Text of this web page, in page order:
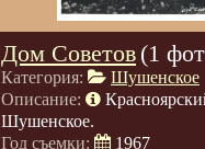
Дом Советов (1
Категория:
Шушенское
Описание:
Шушенское.
Год съемки:
1967